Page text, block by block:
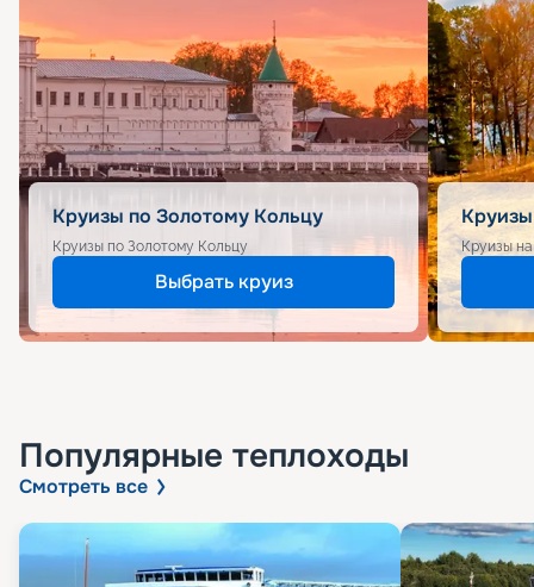
Круизы по Золотому Кольцу
Круизы по Золотому Кольцу
Выбрать круиз
Круизы
Популярные теплоходы
Смотреть все